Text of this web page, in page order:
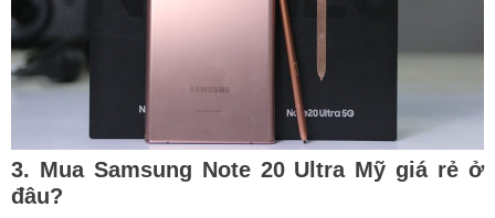
3. Mua Samsung Note 20 Ultra Mỹ giá rẻ ở
đâu?